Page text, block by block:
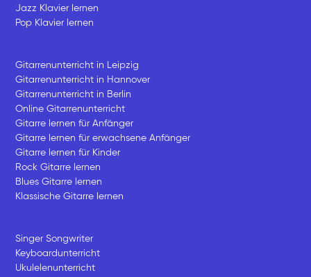
Jazz Klavier lernen
Pop Klavier lernen
Gitarrenunterricht in Leipzig
Gitarrenunterricht in Hannover
Gitarrenunterricht in Berlin
Online Gitarrenunterricht
Gitarre lernen für Anfänger
Gitarre lernen für erwachsene Anfänger
Gitarre lernen für Kinder
Rock Gitarre lernen
Blues Gitarre lernen
Klassische Gitarre lernen
Singer Songwriter
Keyboardunterricht
Ukulelenunterricht